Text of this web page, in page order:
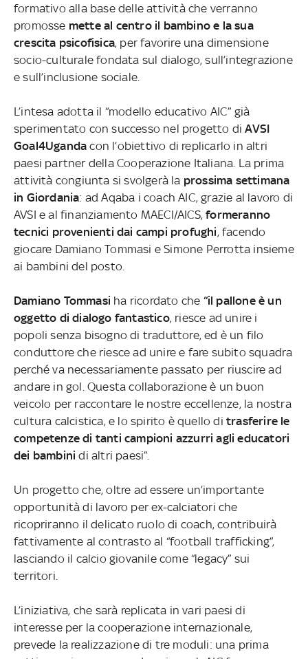
formativo alla base delle attività che verranno
promosse mette al centro il bambino e la sua
crescita psicofisica, per favorire una dimensione
socio-culturale fondata sul dialogo, sull’integrazione
e sull’inclusione sociale.
L’intesa adotta il “modello educativo AIC” già
sperimentato con successo nel progetto diAVSI
Goal4Uganda con l’obiettivo di replicarlo in altri
paesi partner della Cooperazione Italiana. La prima
attività congiunta si svolgerà la prossima settimana
in Giordania: ad Aqaba i coach AIC, grazie al lavoro di
AVSI e al finanziamento MAECI/AICS,formeranno
tecnici provenienti dai campi profughi, facendo
giocare Damiano Tommasi e Simone Perrotta insieme
ai bambini del posto.
Damiano Tommasi ha ricordato che “il pallone è un
oggetto di dialogo fantastico, riesce ad unire i
popoli senza bisogno di traduttore, ed è un filo
conduttore che riesce ad unire e fare subito squadra
perché va necessariamente passato per riuscire ad
andare in gol. Questa collaborazione è un buon
veicolo per raccontare le nostre eccellenze, la nostra
cultura calcistica, e lo spirito è quello di trasferire le
competenze di tanti campioni azzurri agli educatori
dei bambini di altri paesi”.
Un progetto che, oltre ad essere un’importante
opportunità di lavoro per ex-calciatori che
ricopriranno il delicato ruolo di coach, contribuirà
fattivamente al contrasto al “football trafficking”,
lasciando il calcio giovanile come “legacy” sui
territori.
L’iniziativa, che sarà replicata in vari paesi di
interesse per la cooperazione internazionale,
prevede la realizzazione di tre moduli: una prima